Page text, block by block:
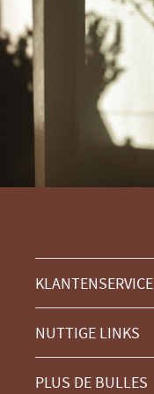
KLANTENSERVICE
NUTTIGE LINKS
PLUS DE BULLES